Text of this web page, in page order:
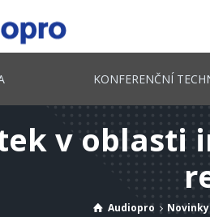
KONFERENČNÍ
v oblasti
Audiopro Novinky